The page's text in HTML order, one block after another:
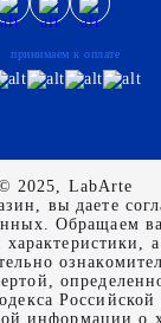
принимаем к оплате
2025, LabArte
вы даете
Oбращаем
инфoрмации о